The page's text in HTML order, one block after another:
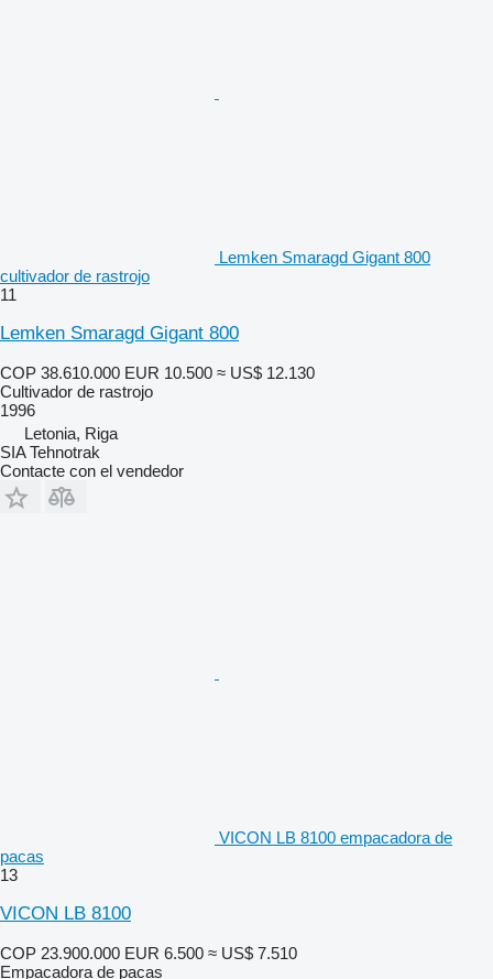
Lemken Smaragd Gigant 800
cultivador de rastrojo
11
Lemken Smaragd Gigant 800
COP 38.610.000 EUR 10.500 ≈ US$ 12.130
Cultivador de rastrojo
1996
Letonia, Riga
SIA Tehnotrak
Contacte con el vendedor
VICON LB 8100 empacadora de
pacas
13
VICON LB 8100
COP 23.900.000 EUR 6.500 ≈ US$ 7.510
Empacadora de pacas